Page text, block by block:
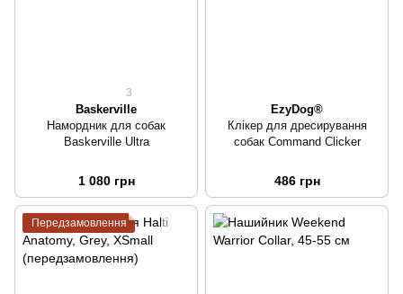
3
Baskerville
Намордник для собак
Baskerville Ultra
1 080 грн
EzyDog®
Клікер для дресирування
собак Command Clicker
486 грн
Передзамовлення